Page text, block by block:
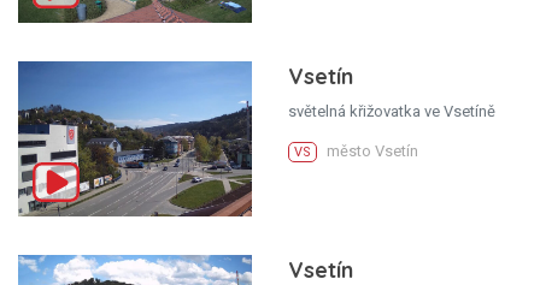
Vsetín
světelná křižovatka ve Vsetíně
VS město Vsetín
Vsetín